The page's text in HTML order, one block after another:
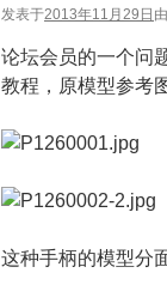
发表于2013年11月29日 由
论坛会员的一个问
教程，原模型参考
这种手柄的模型分